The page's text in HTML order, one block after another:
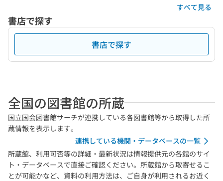
すべて見る
書店で探す
書店で探す
全国の図書館の所蔵
国立国会図書館サーチが連携している各図書館等から取得した所
蔵情報を表示します。
連携している機関・データベースの一覧
所蔵館、利用可否等の詳細・最新状況は情報提供元の各館のサイ
ト・データベースで直接ご確認ください。所蔵館から取寄せるこ
とが可能かなど、資料の利用方法は、ご自身が利用されるお近く